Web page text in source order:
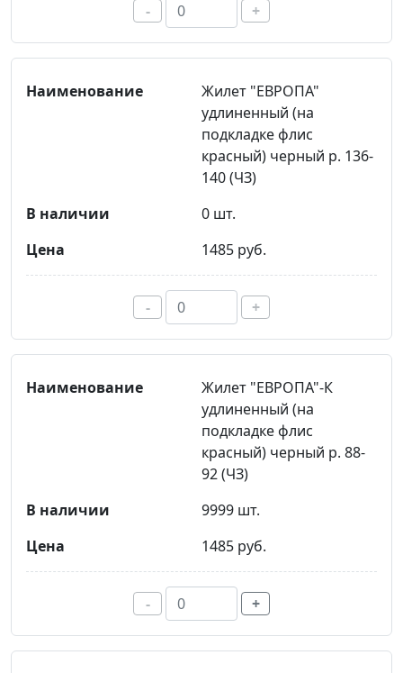
- +
Жилет "ЕВРОПА"
удлиненный (на
подкладке флис
красный) черный р. 136-
140 (ЧЗ)
0 шт.
1485 руб.
- +
Жилет "ЕВРОПА"-К
удлиненный (на
подкладке флис
красный) черный р. 88-
92 (ЧЗ)
9999 шт.
1485 руб.
- +